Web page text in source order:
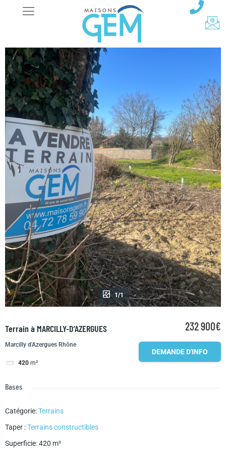
Marcilly d'Azergues Rhône
1/1
Terrain à MARCILLY-D’AZERGUES
Marcilly d'Azergues Rhône
420 m²
232 900€
DEMANDE D'INFO
Bases
Catégorie:Terrains
Taper :Terrains constructibles
Superficie:420 m²